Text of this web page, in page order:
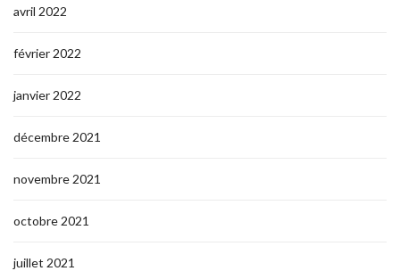
avril 2022
février 2022
janvier 2022
décembre 2021
novembre 2021
octobre 2021
juillet 2021